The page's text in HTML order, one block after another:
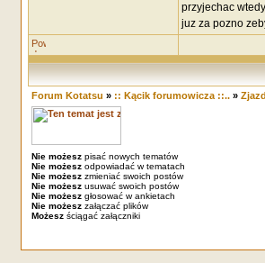
przyjechac
juz za pozno
Forum Kotatsu » :: Kącik forumowicza ::..»
Nie możeszpisać nowych tematów
Nie możeszodpowiadać w tematach
Nie możeszzmieniać swoich postów
Nie możeszusuwać swoich postów
Nie możeszgłosować w ankietach
Nie możeszzałączać plików
Możeszściągać załączniki